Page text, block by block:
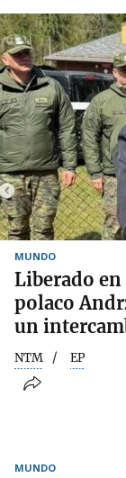
MUNDO
Liberado
polaco
un
NTM EP
MUNDO